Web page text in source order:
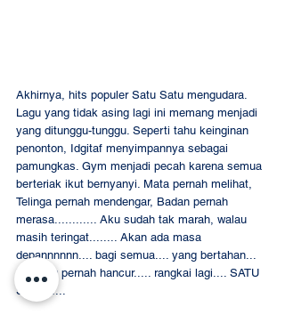
Akhirnya, hits populer Satu Satu mengudara.
Lagu yang tidak asing lagi ini memang menjadi
yang ditunggu-tunggu. Seperti tahu keinginan
penonton, Idgitaf menyimpannya sebagai
pamungkas. Gym menjadi pecah karena semua
berteriak ikut bernyanyi. Mata pernah melihat,
Telinga pernah mendengar, Badan pernah
merasa............ Aku sudah tak marah, walau
masih teringat........ Akan ada masa
depannnnnn.... bagi semua.... yang bertahan...
Duniaku pernah hancur..... rangkai lagi.... SATU
SATU......